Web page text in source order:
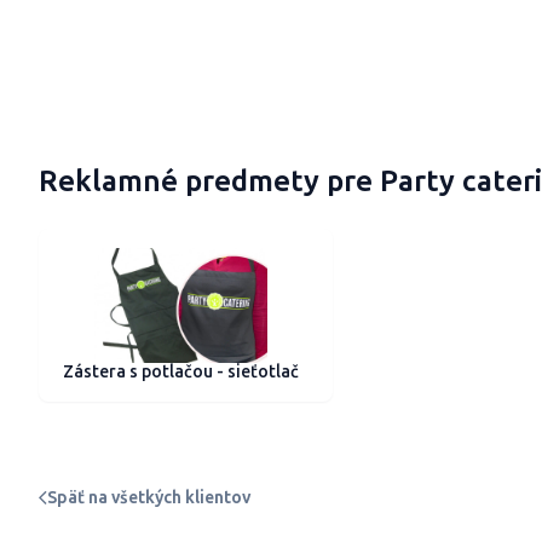
Reklamné predmety pre Party
Zástera s potlačou - sieťotlač
Späť na všetkých klientov